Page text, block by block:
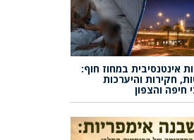
אינטנסיבית במחוז חוף:
חקירות והיערכות
והצפון